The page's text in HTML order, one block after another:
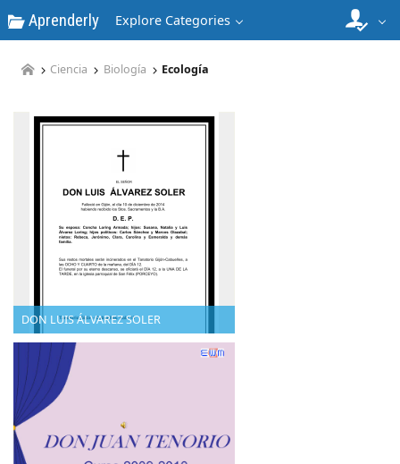
Aprenderly Explore Categories
Ciencia Biología Ecología
DON LUIS ÁLVAREZ SOLER